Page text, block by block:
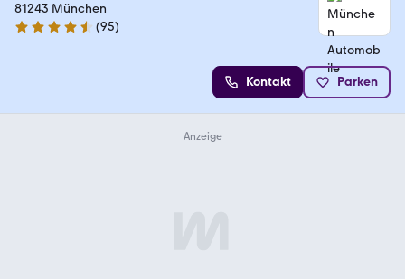
81243 München
4.5 Sterne
(95)
Kontakt Parken